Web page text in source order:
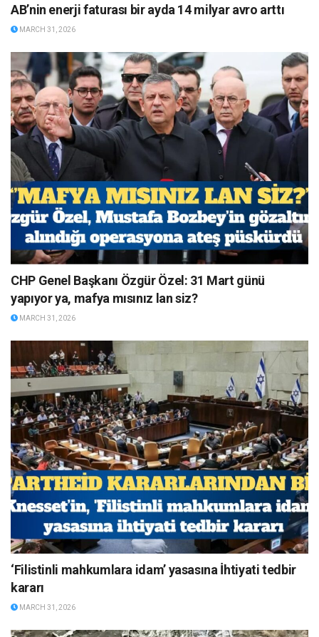
AB’nin enerji faturası bir ayda 14 milyar avro arttı
MARCH 31, 2026
CHP Genel Başkanı Özgür Özel: 31 Mart günü
yapıyor ya, mafya mısınız lan siz?
MARCH 31, 2026
‘Filistinli mahkumlara idam’ yasasına İhtiyati tedbir
kararı
MARCH 31, 2026